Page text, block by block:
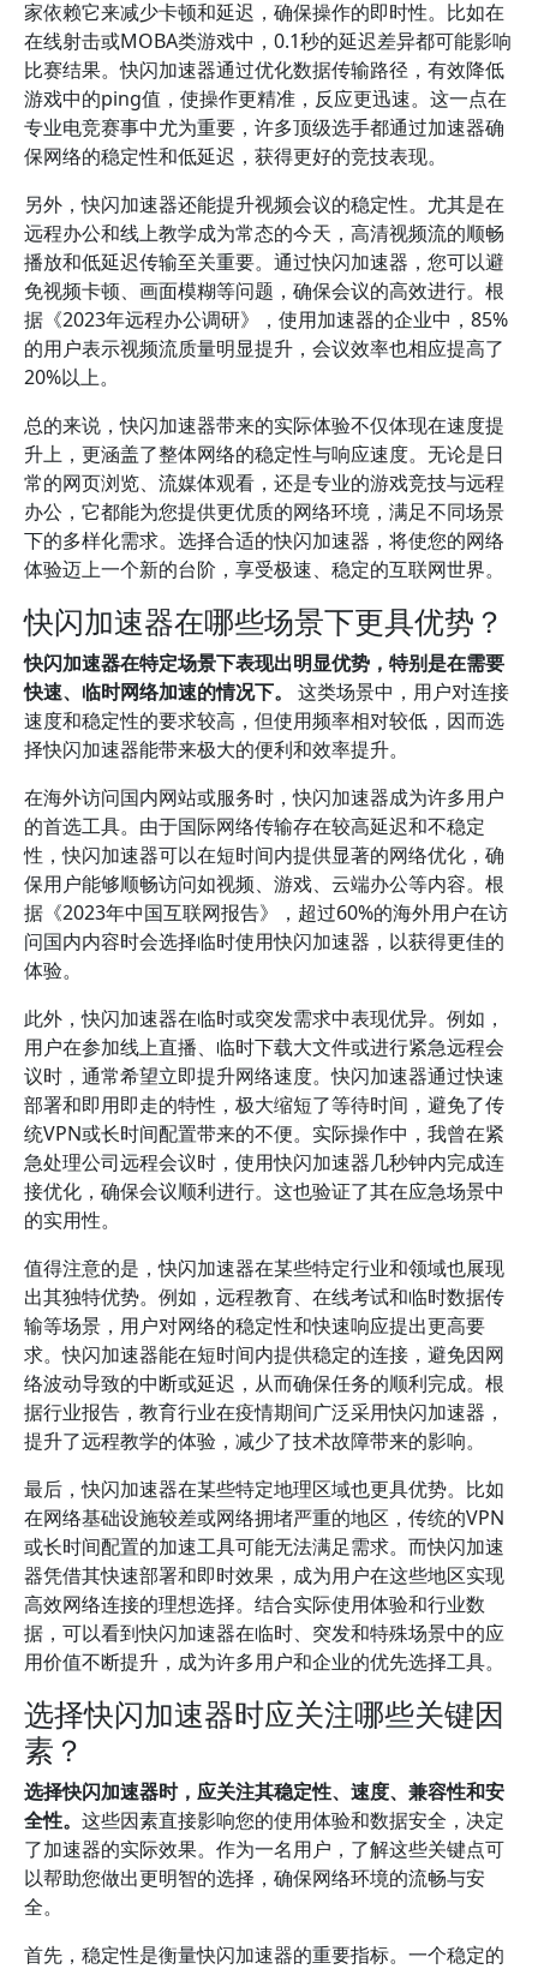
家依赖它来减少卡顿和延迟，确保操作的即时性。比如在
在线射击或MOBA类游戏中，0.1秒的延迟差异都可能影响
比赛结果。快闪加速器通过优化数据传输路径，有效降低
游戏中的ping值，使操作更精准，反应更迅速。这一点在
专业电竞赛事中尤为重要，许多顶级选手都通过加速器确
保网络的稳定性和低延迟，获得更好的竞技表现。
另外，快闪加速器还能提升视频会议的稳定性。尤其是在
远程办公和线上教学成为常态的今天，高清视频流的顺畅
播放和低延迟传输至关重要。通过快闪加速器，您可以避
免视频卡顿、画面模糊等问题，确保会议的高效进行。根
据《2023年远程办公调研》，使用加速器的企业中，85%
的用户表示视频流质量明显提升，会议效率也相应提高了
20%以上。
总的来说，快闪加速器带来的实际体验不仅体现在速度提
升上，更涵盖了整体网络的稳定性与响应速度。无论是日
常的网页浏览、流媒体观看，还是专业的游戏竞技与远程
办公，它都能为您提供更优质的网络环境，满足不同场景
下的多样化需求。选择合适的快闪加速器，将使您的网络
体验迈上一个新的台阶，享受极速、稳定的互联网世界。
快闪加速器在哪些场景下更具优势？
快闪加速器在特定场景下表现出明显优势，特别是在需要
快速、临时网络加速的情况下。
这类场景中，用户对连接
速度和稳定性的要求较高，但使用频率相对较低，因而选
择快闪加速器能带来极大的便利和效率提升。
在海外访问国内网站或服务时，快闪加速器成为许多用户
的首选工具。由于国际网络传输存在较高延迟和不稳定
性，快闪加速器可以在短时间内提供显著的网络优化，确
保用户能够顺畅访问如视频、游戏、云端办公等内容。根
据《2023年中国互联网报告》，超过60%的海外用户在访
问国内内容时会选择临时使用快闪加速器，以获得更佳的
体验。
此外，快闪加速器在临时或突发需求中表现优异。例如，
用户在参加线上直播、临时下载大文件或进行紧急远程会
议时，通常希望立即提升网络速度。快闪加速器通过快速
部署和即用即走的特性，极大缩短了等待时间，避免了传
统VPN或长时间配置带来的不便。实际操作中，我曾在紧
急处理公司远程会议时，使用快闪加速器几秒钟内完成连
接优化，确保会议顺利进行。这也验证了其在应急场景中
的实用性。
值得注意的是，快闪加速器在某些特定行业和领域也展现
出其独特优势。例如，远程教育、在线考试和临时数据传
输等场景，用户对网络的稳定性和快速响应提出更高要
求。快闪加速器能在短时间内提供稳定的连接，避免因网
络波动导致的中断或延迟，从而确保任务的顺利完成。根
据行业报告，教育行业在疫情期间广泛采用快闪加速器，
提升了远程教学的体验，减少了技术故障带来的影响。
最后，快闪加速器在某些特定地理区域也更具优势。比如
在网络基础设施较差或网络拥堵严重的地区，传统的VPN
或长时间配置的加速工具可能无法满足需求。而快闪加速
器凭借其快速部署和即时效果，成为用户在这些地区实现
高效网络连接的理想选择。结合实际使用体验和行业数
据，可以看到快闪加速器在临时、突发和特殊场景中的应
用价值不断提升，成为许多用户和企业的优先选择工具。
选择快闪加速器时应关注哪些关键因
素？
选择快闪加速器时，应关注其稳定性、速度、兼容性和安
全性。 这些因素直接影响您的使用体验和数据安全，决定
了加速器的实际效果。作为一名用户，了解这些关键点可
以帮助您做出更明智的选择，确保网络环境的流畅与安
全。
首先，稳定性是衡量快闪加速器的重要指标。一个稳定的